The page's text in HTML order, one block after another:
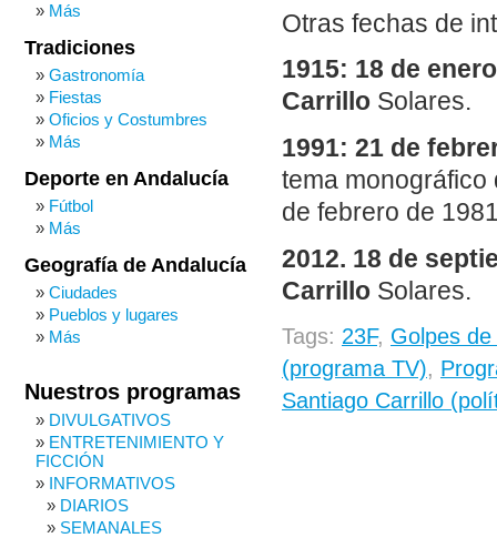
Otras fechas de
1915: 18 de
Carrillo Solares.
1991: 21 de
tema monográfico
de febrero de
2012. 18 de
Carrillo Solares.
Tags: 23F, Golpes
(programa TV),
Santiago Carrillo
Más
Tradiciones
Gastronomía
Fiestas
Oficios y Costumbres
Más
Deporte en Andalucía
Fútbol
Más
Geografía de Andalucía
Ciudades
Pueblos y lugares
Más
Nuestros programas
DIVULGATIVOS
ENTRETENIMIENTO Y
FICCIÓN
INFORMATIVOS
DIARIOS
SEMANALES